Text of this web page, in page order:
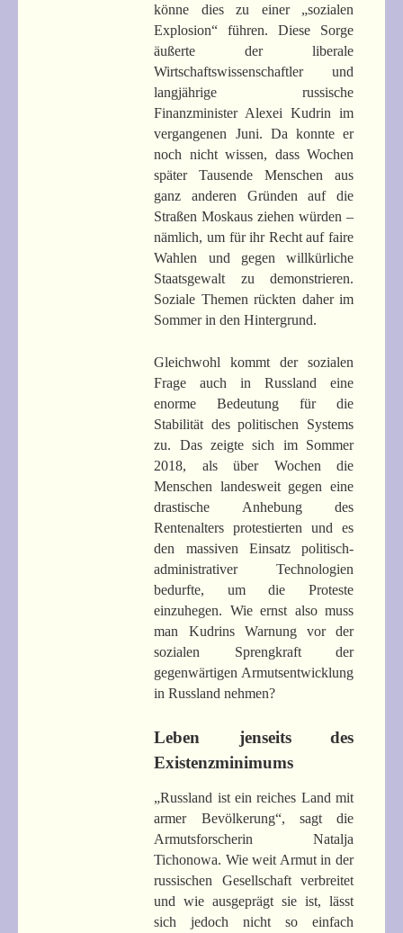
könne dies zu einer „sozialen
Explosion“ führen. Diese Sorge
äußerte der liberale
Wirtschaftswissenschaftler und
langjährige russische
Finanzminister Alexei Kudrin im
vergangenen Juni. Da konnte er
noch nicht wissen, dass Wochen
später Tausende Menschen aus
ganz anderen Gründen auf die
Straßen Moskaus ziehen würden –
nämlich, um für ihr Recht auf faire
Wahlen und gegen willkürliche
Staatsgewalt zu demonstrieren.
Soziale Themen rückten daher im
Sommer in den Hintergrund.
Gleichwohl kommt der sozialen
Frage auch in Russland eine
enorme Bedeutung für die
Stabilität des politischen Systems
zu. Das zeigte sich im Sommer
2018, als über Wochen die
Menschen landesweit gegen eine
drastische Anhebung des
Rentenalters protestierten und es
den massiven Einsatz politisch-
administrativer Technologien
bedurfte, um die Proteste
einzuhegen. Wie ernst also muss
man Kudrins Warnung vor der
sozialen Sprengkraft der
gegenwärtigen Armutsentwicklung
in Russland nehmen?
Leben jenseits des
Existenzminimums
„Russland ist ein reiches Land mit
armer Bevölkerung“, sagt die
Armutsforscherin Natalja
Tichonowa. Wie weit Armut in der
russischen Gesellschaft verbreitet
und wie ausgeprägt sie ist, lässt
sich jedoch nicht so einfach